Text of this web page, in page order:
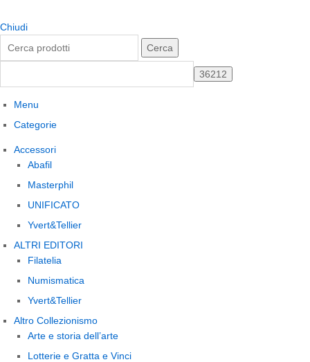
Chiudi
Cerca
Menu
Categorie
Accessori
Abafil
Masterphil
UNIFICATO
Yvert&Tellier
ALTRI EDITORI
Filatelia
Numismatica
Yvert&Tellier
Altro Collezionismo
Arte e storia dell’arte
Lotterie e Gratta e Vinci